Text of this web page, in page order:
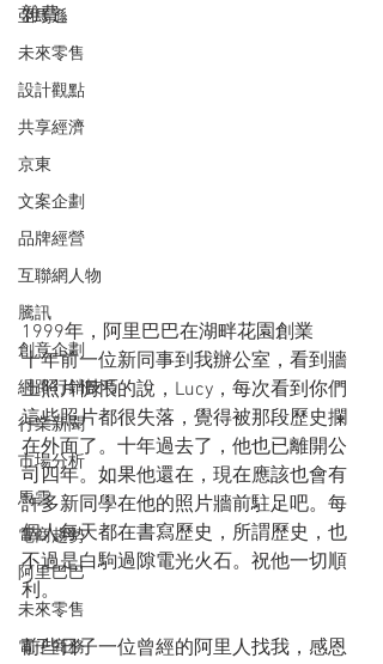
亞馬遜
未來零售
設計觀點
共享經濟
京東
文案企劃
品牌經營
互聯網人物
騰訊
創意企劃
網路行銷技巧
行業新聞
市場分析
馬雲
電商趨勢
阿里巴巴
未來零售
電子商務
雜費。
1999年，阿里巴巴在湖畔花園創業
十年前一位新同事到我辦公室，看到牆
上照片惆悵的說，Lucy，每次看到你們
這些照片都很失落，覺得被那段歷史攔
在外面了。十年過去了，他也已離開公
司四年。如果他還在，現在應該也會有
許多新同學在他的照片牆前駐足吧。每
個人每天都在書寫歷史，所謂歷史，也
不過是白駒過隙電光火石。祝他一切順
利。
前些日子一位曾經的阿里人找我，感恩